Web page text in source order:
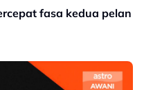
fasa kedua pelan